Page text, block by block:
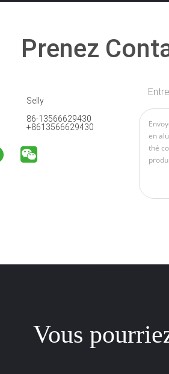
Prenez
Selly
86-13566629430
+8613566629430
Vous